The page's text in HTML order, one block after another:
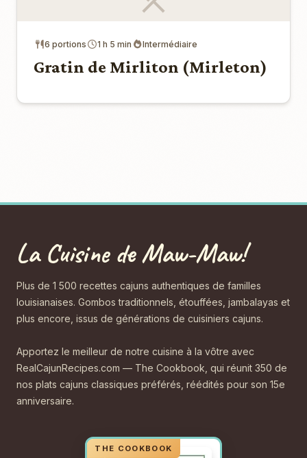
6 portions 1 h 5 min Intermédiaire
Gratin de Mirliton (Mirleton)
La Cuisine de Maw-Maw!
Plus de 1 500 recettes cajuns authentiques de familles
louisianaises. Gombos traditionnels, étouffées, jambalayas et
plus encore, issus de générations de cuisiniers cajuns.
Apportez le meilleur de notre cuisine à la vôtre avec
RealCajunRecipes.com — The Cookbook, qui réunit 350 de
nos plats cajuns classiques préférés, réédités pour son 15e
anniversaire.